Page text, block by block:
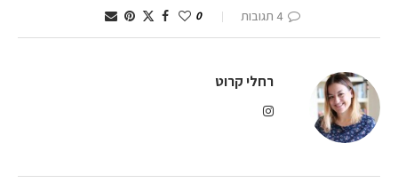
4 תגובות 0
רחלי קרוט